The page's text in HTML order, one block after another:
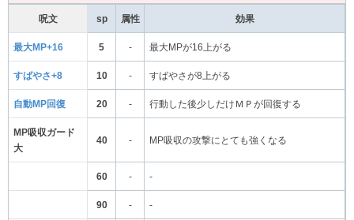
呪文 sp 属性 効果
最大MP+16 5 - 最大MPが16上がる
すばやさ+8 10 - すばやさが8上がる
自動MP回復 20 - 行動した後少しだけＭＰが回復する
MP吸収ガード
大
40 - MP吸収の攻撃にとても強くなる
60 - -
90 - -